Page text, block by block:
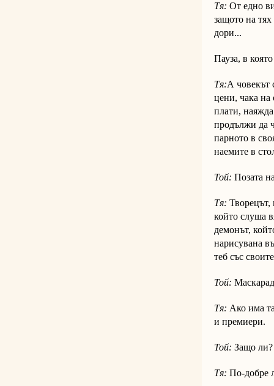
Тя: От едно
защото на
дори...
Пауза, в
Тя:А човекът
цени, чака на
плати,
продължи да
парното в
наемите в
Той: Позата
Тя: Творецът,
който слуша
демонът,
нарисувана
теб със
Той:
Тя: Ако има
и премиери.
Той: Защо ли?
Тя: По-добре